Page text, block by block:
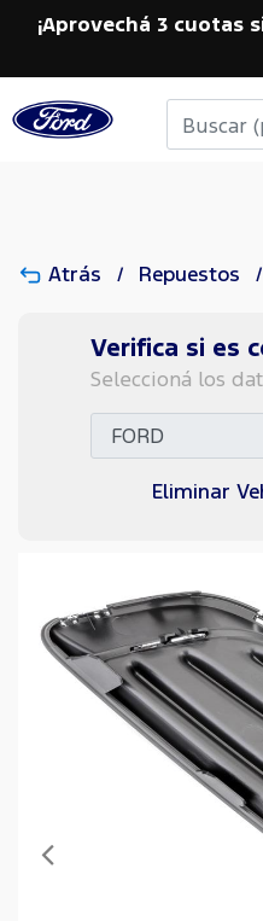
¡Aprovechá 3 cuotas
Atrás Repuestos
Verifica si es
Seleccioná los
Eliminar
Anterior